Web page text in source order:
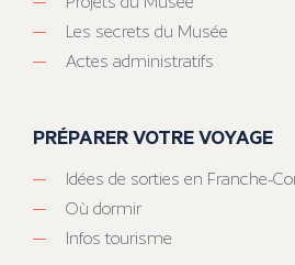
Les secrets du Musée
Actes administratifs
PRÉPARER VOTRE VOYAGE
Idées de sorties en Franche-
Où dormir
Infos tourisme